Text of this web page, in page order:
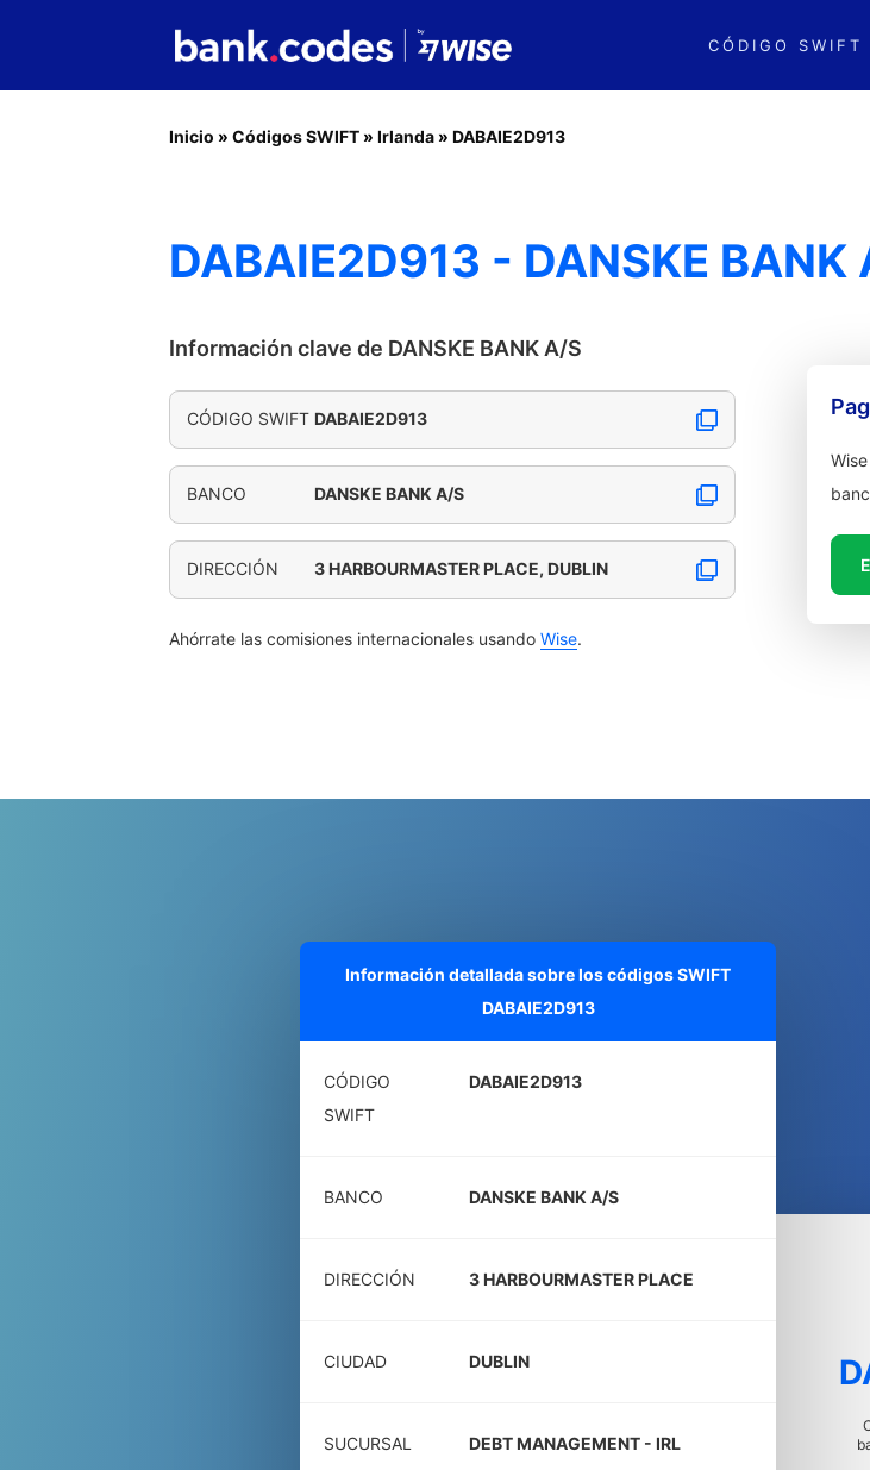
CÓDIGO SWIFT
Inicio » Códigos SWIFT » Irlanda » DABAIE2D913
DABAIE2D913 - DANSKE BANK
Información clave de DANSKE BANK A/S
CÓDIGO SWIFT DABAIE2D913
BANCO DANSKE BANK A/S
DIRECCIÓN 3 HARBOURMASTER PLACE, DUBLIN
Ahórrate las comisiones internacionales usando Wise.
Información detallada sobre los códigos SWIFT
DABAIE2D913
CÓDIGO
SWIFT
DABAIE2D913
BANCO DANSKE BANK A/S
DIRECCIÓN 3 HARBOURMASTER PLACE
CIUDAD DUBLIN
SUCURSAL DEBT MANAGEMENT - IRL